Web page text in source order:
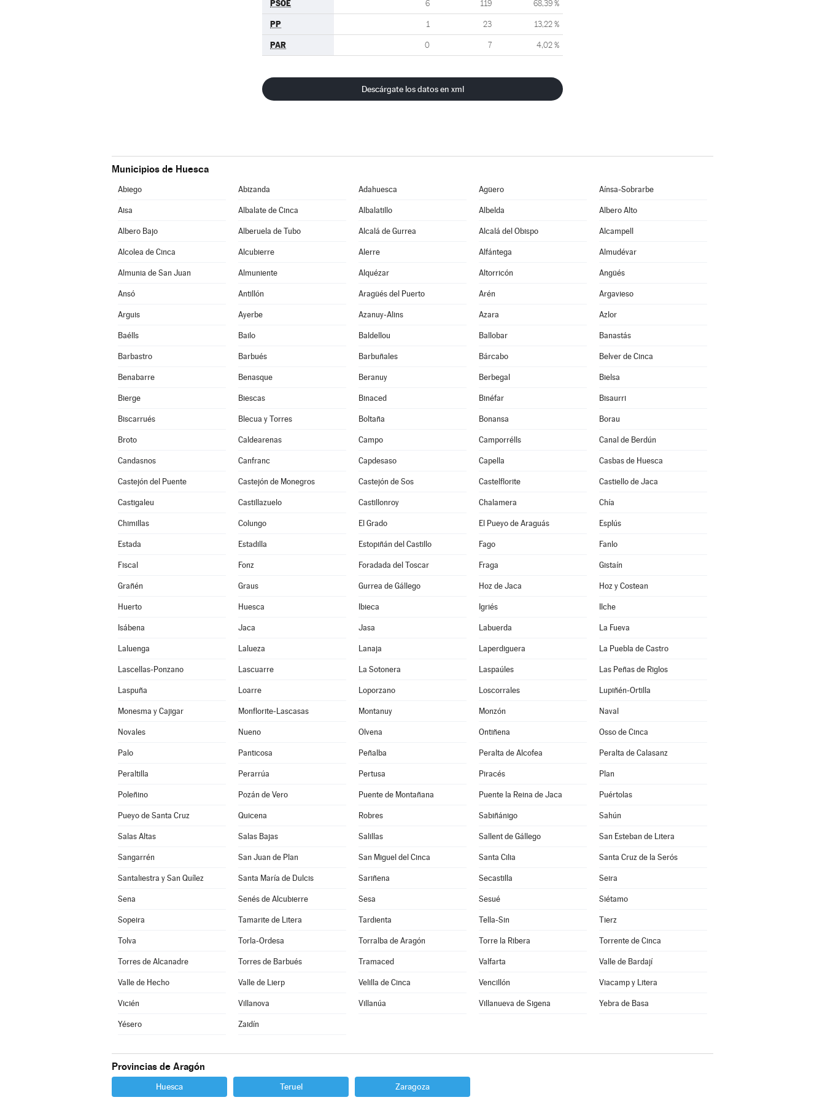
PSOE 6 119 68,39 %
PP 1 23 13,22 %
PAR 0 7 4,02 %
Descárgate los datos en xml
Municipios de Huesca
Abiego Abizanda Adahuesca Agüero Aínsa-Sobrarbe
Aisa Albalate de Cinca Albalatillo Albelda Albero Alto
Albero Bajo Alberuela de Tubo Alcalá de Gurrea Alcalá del Obispo Alcampell
Alcolea de Cinca Alcubierre Alerre Alfántega Almudévar
Almunia de San Juan Almuniente Alquézar Altorricón Angüés
Ansó Antillón Aragüés del Puerto Arén Argavieso
Arguis Ayerbe Azanuy-Alins Azara Azlor
Baélls Bailo Baldellou Ballobar Banastás
Barbastro Barbués Barbuñales Bárcabo Belver de Cinca
Benabarre Benasque Beranuy Berbegal Bielsa
Bierge Biescas Binaced Binéfar Bisaurri
Biscarrués Blecua y Torres Boltaña Bonansa Borau
Broto Caldearenas Campo Camporrélls Canal de Berdún
Candasnos Canfranc Capdesaso Capella Casbas de Huesca
Castejón del Puente Castejón de Monegros Castejón de Sos Castelflorite Castiello de Jaca
Castigaleu Castillazuelo Castillonroy Chalamera Chía
Chimillas Colungo El Grado El Pueyo de Araguás Esplús
Estada Estadilla Estopiñán del Castillo Fago Fanlo
Fiscal Fonz Foradada del Toscar Fraga Gistaín
Grañén Graus Gurrea de Gállego Hoz de Jaca Hoz y Costean
Huerto Huesca Ibieca Igriés Ilche
Isábena Jaca Jasa Labuerda La Fueva
Laluenga Lalueza Lanaja Laperdiguera La Puebla de Castro
Lascellas-Ponzano Lascuarre La Sotonera Laspaúles Las Peñas de Riglos
Laspuña Loarre Loporzano Loscorrales Lupiñén-Ortilla
Monesma y Cajigar Monflorite-Lascasas Montanuy Monzón Naval
Novales Nueno Olvena Ontiñena Osso de Cinca
Palo Panticosa Peñalba Peralta de Alcofea Peralta de Calasanz
Peraltilla Perarrúa Pertusa Piracés Plan
Poleñino Pozán de Vero Puente de Montañana Puente la Reina de Jaca Puértolas
Pueyo de Santa Cruz Quicena Robres Sabiñánigo Sahún
Salas Altas Salas Bajas Salillas Sallent de Gállego San Esteban de Litera
Sangarrén San Juan de Plan San Miguel del Cinca Santa Cilia Santa Cruz de la Serós
Santaliestra y San Quílez Santa María de Dulcis Sariñena Secastilla Seira
Sena Senés de Alcubierre Sesa Sesué Siétamo
Sopeira Tamarite de Litera Tardienta Tella-Sin Tierz
Tolva Torla-Ordesa Torralba de Aragón Torre la Ribera Torrente de Cinca
Torres de Alcanadre Torres de Barbués Tramaced Valfarta Valle de Bardají
Valle de Hecho Valle de Lierp Velilla de Cinca Vencillón Viacamp y Litera
Vicién Villanova Villanúa Villanueva de Sigena Yebra de Basa
Yésero Zaidín
Provincias de Aragón
Huesca Teruel Zaragoza